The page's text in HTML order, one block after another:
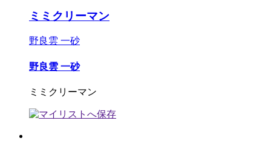
ミミクリーマン
野良雲 一砂
野良雲 一砂
ミミクリーマン